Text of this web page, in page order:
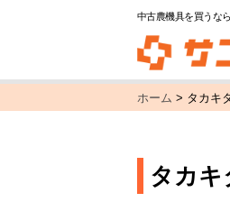
中古農機具を買うな
ホーム > タカキ
タカキ